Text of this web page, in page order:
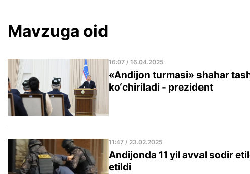
Mavzuga oid
16:07 / 16.04.2025
«Andijon turmasi» shahar
ko‘chiriladi - prezident
11:47 / 23.02.2025
Andijonda 11 yil avval sodir
etildi